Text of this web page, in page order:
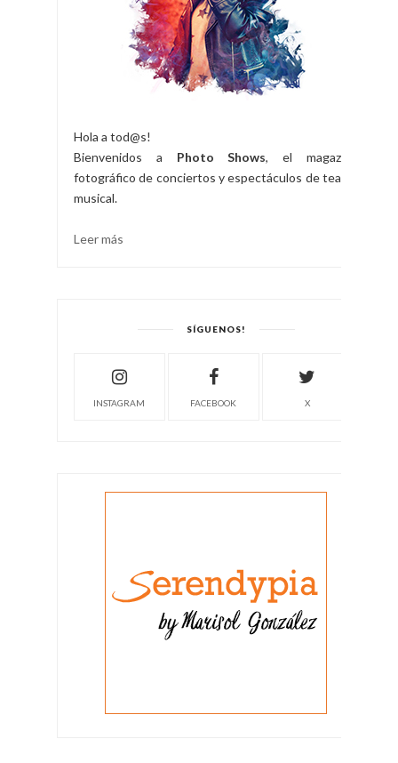
Hola a tod@s!
Bienvenidos a Photo Shows, el magazine
fotográfico de conciertos y espectáculos de teatro
musical.
Leer más
SÍGUENOS!
INSTAGRAM FACEBOOK X